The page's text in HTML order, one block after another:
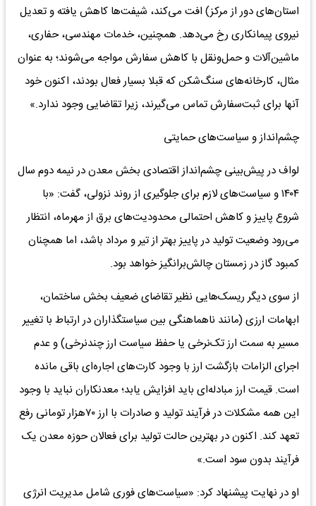
استان‌های دور از مرکز) افت می‌کند، شیفت‌ها کاهش یافته و تعدیل
نیروی پیمانکاری رخ می‌دهد. همچنین، خدمات مهندسی، حفاری،
ماشین‌آلات و حمل‌ونقل با کاهش سفارش مواجه می‌شوند؛ به عنوان
مثال، کارخانه‌های سنگ‌شکن که قبلا بسیار فعال بودند، اکنون خود
آنها برای ثبت‌سفارش تماس می‌گیرند، زیرا تقاضایی وجود ندارد.»
چشم‌انداز و سیاست‌های حمایتی
لواف در پیش‌بینی چشم‌انداز اقتصادی بخش معدن در نیمه دوم سال
۱۴۰۴ و سیاست‌های لازم برای جلوگیری از روند نزولی، گفت: «با
شروع پاییز و کاهش احتمالی محدودیت‌های برق از مهرماه، انتظار
می‌رود وضعیت تولید در پاییز بهتر از تیر و مرداد باشد، اما همچنان
کمبود گاز در زمستان چالش‌برانگیز خواهد بود.
از سوی‌ دیگر ریسک‌هایی نظیر تقاضای ضعیف بخش ساختمان،
ابهامات ارزی (مانند ناهماهنگی بین سیاستگذاران در ارتباط با تغییر
مسیر به سمت ارز تک‌نرخی یا حفظ سیاست ارز چندنرخی) و عدم
اجرای الزامات بازگشت ارز با وجود کارت‌های اجاره‌ای باقی مانده
است. قیمت ارز مبادله‌ای باید افزایش یابد؛ معدنکاران نباید با وجود
این همه مشکلات در فرآیند تولید و صادرات با ارز ۷۰هزار تومانی رفع
تعهد کند. اکنون در بهترین حالت تولید برای فعالان حوزه معدن یک
فرآیند بدون سود است.»
او در نهایت پیشنهاد کرد: «سیاست‌های فوری شامل مدیریت انرژی